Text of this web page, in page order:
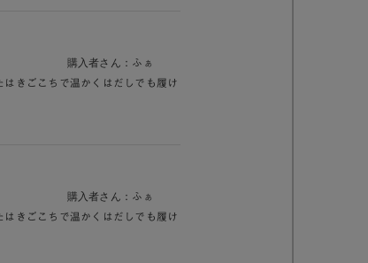
きごこちで温かくはだしでも履け
購入者さん： ふぁ
きごこちで温かくはだしでも履け
購入者さん： ふぁ